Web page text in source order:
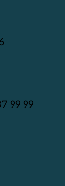
99 99